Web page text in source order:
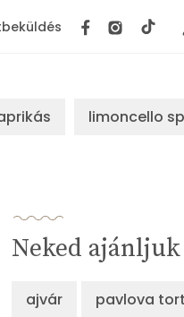
limoncello
Neked ajánljuk
ajvár pavlova